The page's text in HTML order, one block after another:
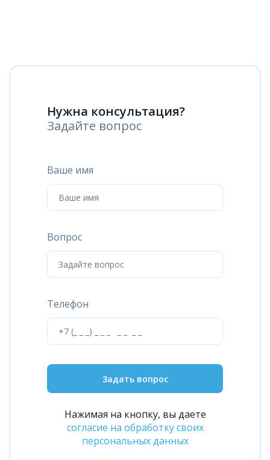
Нужна консультация?
Задайте вопрос
Ваше имя
Вопрос
Телефон
Задать вопрос
Нажимая на кнопку, вы даете
согласие на обработку своих
персональных данных